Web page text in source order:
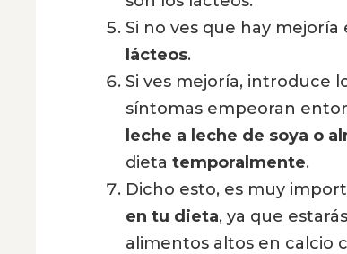
Si no ves que hay mejoría
lácteos.
Si ves mejoría, introduce
síntomas empeoran
leche a leche de soya o
dieta temporalmente.
Dicho esto, es muy
en tu dieta, ya que
alimentos altos en calcio